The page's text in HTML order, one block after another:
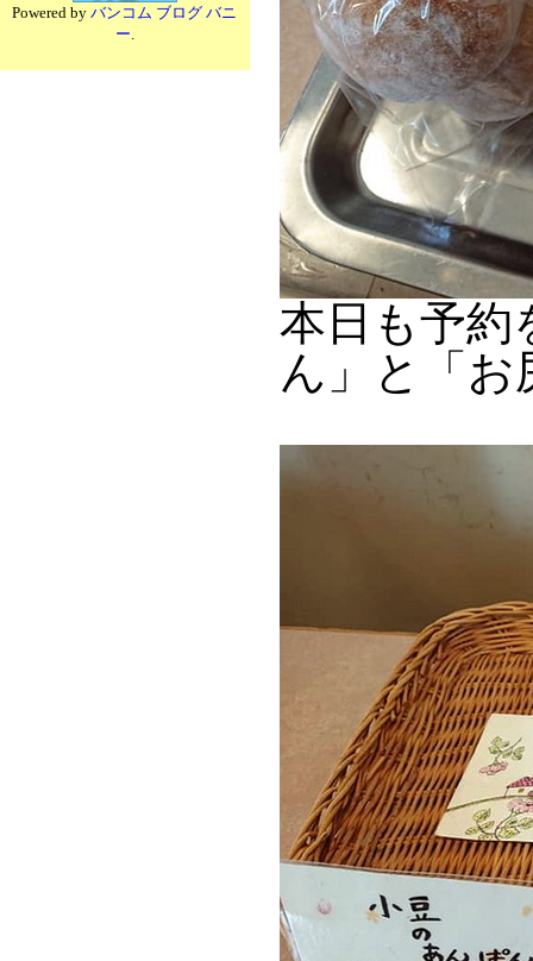
Powered byバンコム ブログ バニ
ー.
本日も予約
ん」と「